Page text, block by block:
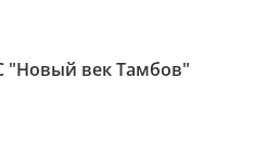
"Новый век Тамбов"